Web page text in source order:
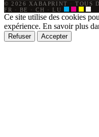
© 2026 XABAPRINT ·
TOUS
FR · BE · CH · LU
Ce site utilise des cookies
expérience. En savoir plus
Refuser Accepter